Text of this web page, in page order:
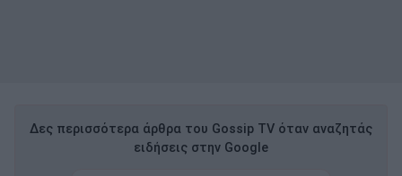
Δες περισσότερα άρθρα του Gossip TV όταν αναζητάς
ειδήσεις στην Google